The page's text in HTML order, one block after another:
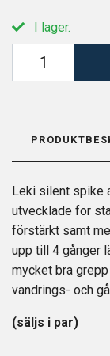
I lager.
Leki silent
utvecklade för
förstärkt samt
upp till 4 gånger
mycket bra
vandrings- och
(säljs i par)